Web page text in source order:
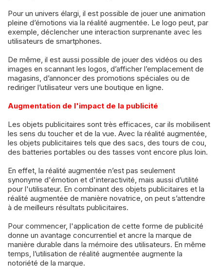
Pour un univers élargi, il est possible de jouer une animation
pleine d’émotions via la réalité augmentée. Le logo peut, par
exemple, déclencher une interaction surprenante avec les
utilisateurs de smartphones.
De même, il est aussi possible de jouer des vidéos ou des
images en scannant les logos, d’afficher l’emplacement de
magasins, d’annoncer des promotions spéciales ou de
rediriger l’utilisateur vers une boutique en ligne.
Augmentation de l'impact de la publicité
Les objets publicitaires sont très efficaces, car ils mobilisent
les sens du toucher et de la vue. Avec la réalité augmentée,
les objets publicitaires tels que des sacs, des tours de cou,
des batteries portables ou des tasses vont encore plus loin.
En effet, la réalité augmentée n’est pas seulement
synonyme d'émotion et d'interactivité, mais aussi d’utilité
pour l'utilisateur. En combinant des objets publicitaires et la
réalité augmentée de manière novatrice, on peut s’attendre
à de meilleurs résultats publicitaires.
Pour commencer, l'application de cette forme de publicité
donne un avantage concurrentiel et ancre la marque de
manière durable dans la mémoire des utilisateurs. En même
temps, l’utilisation de réalité augmentée augmente la
notoriété de la marque.